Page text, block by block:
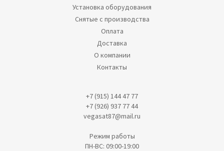
Установка оборудования
Снятые с производства
Оплата
Доставка
О компании
Контакты
+7 (915) 144 47 77
+7 (926) 937 77 44
vegasat87@mail.ru
Режим работы
ПН-ВС: 09:00-19:00